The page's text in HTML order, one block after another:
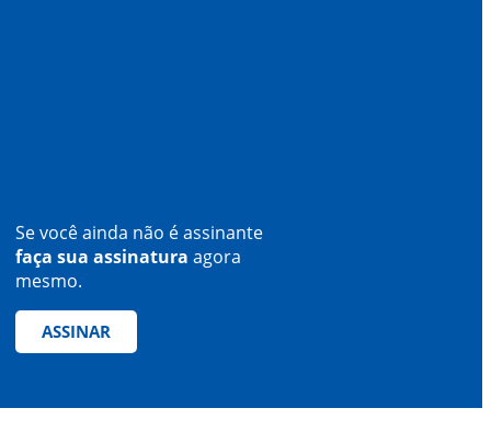
Se você ainda não é assinante
faça sua assinatura agora
mesmo.
ASSINAR